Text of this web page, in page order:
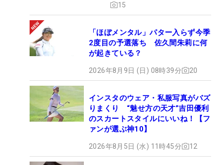
15
「ほぼメンタル」パター入らず今季
2度目の予選落ち 佐久間朱莉に何
が起きている？
2026年8月9日 (日) 08時39分 20
インスタのウェア・私服写真がバズ
りまくり “魅せ方の天才”吉田優利
のスカートスタイルにいいね！【フ
ァンが選ぶ神10】
2026年8月5日 (水) 11時45分 12